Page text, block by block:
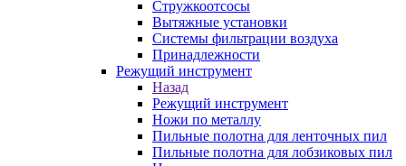
Стружкоотсосы
Вытяжные установки
Системы фильтрации воздуха
Принадлежности
Режущий инструмент
Назад
Режущий инструмент
Ножи по металлу
Пильные полотна для ленточных пил
Пильные полотна для лобзиковых пил